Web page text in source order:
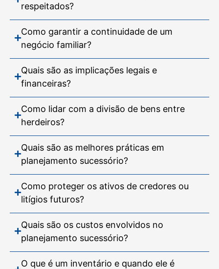
respeitados?
Como garantir a continuidade de um
negócio familiar?
Quais são as implicações legais e
financeiras?
Como lidar com a divisão de bens entre
herdeiros?
Quais são as melhores práticas em
planejamento sucessório?
Como proteger os ativos de credores ou
litígios futuros?
Quais são os custos envolvidos no
planejamento sucessório?
O que é um inventário e quando ele é